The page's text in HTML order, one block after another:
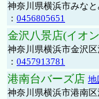
神奈川県横浜市みな
： 0456805651
金沢八景店(イオ
神奈川県横浜市金沢区
： 0457913781
港南台バーズ店 地
神奈川県横浜市港南